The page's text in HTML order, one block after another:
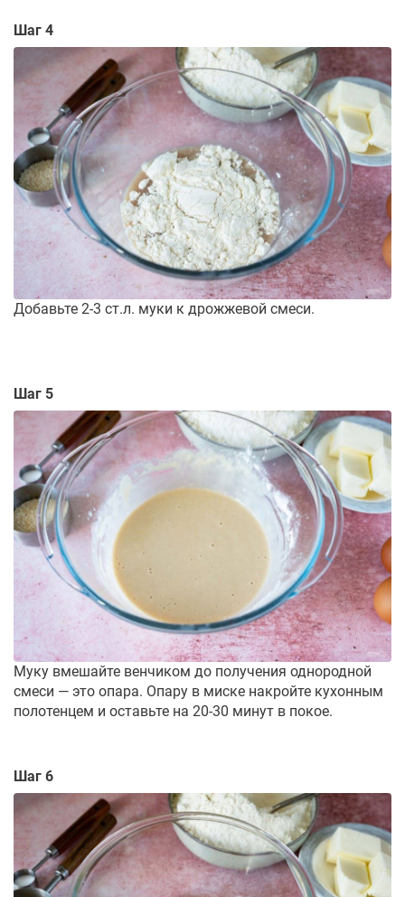
Шаг 4
Добавьте 2-3 ст.л. муки к дрожжевой смеси.
Шаг 5
Муку вмешайте венчиком до получения однородной
смеси — это опара. Опару в миске накройте кухонным
полотенцем и оставьте на 20-30 минут в покое.
Шаг 6